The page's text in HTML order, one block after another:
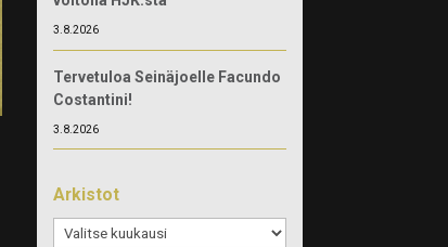
3.8.2026
Tervetuloa Seinäjoelle Facundo
Costantini!
3.8.2026
Arkistot
Arkistot